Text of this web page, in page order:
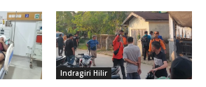
Indragiri Hilir